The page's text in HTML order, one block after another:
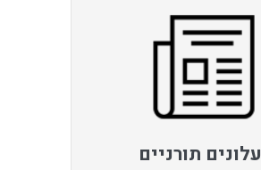
עלונים תורניים